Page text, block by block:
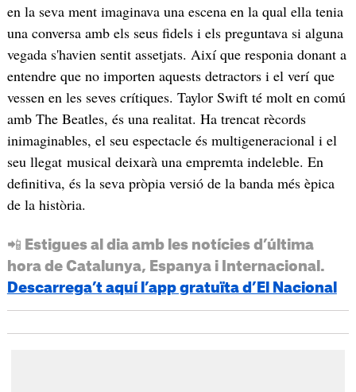
en la seva ment imaginava una escena en la qual ella tenia
una conversa amb els seus fidels i els preguntava si alguna
vegada s'havien sentit assetjats. Així que responia donant a
entendre que no importen aquests detractors i el verí que
vessen en les seves crítiques. Taylor Swift té molt en comú
amb The Beatles, és una realitat. Ha trencat rècords
inimaginables, el seu espectacle és multigeneracional i el
seu llegat musical deixarà una empremta indeleble. En
definitiva, és la seva pròpia versió de la banda més èpica
de la història.
📲 Estigues al dia amb les notícies d’última
hora de Catalunya, Espanya i Internacional.
Descarrega’t aquí l’app gratuïta d’El Nacional